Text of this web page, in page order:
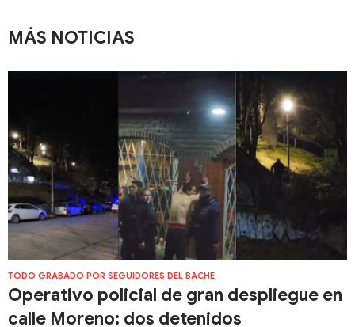
MÁS NOTICIAS
TODO GRABADO POR SEGUIDORES DEL BACHE
Operativo policial de gran despliegue en
calle Moreno: dos detenidos